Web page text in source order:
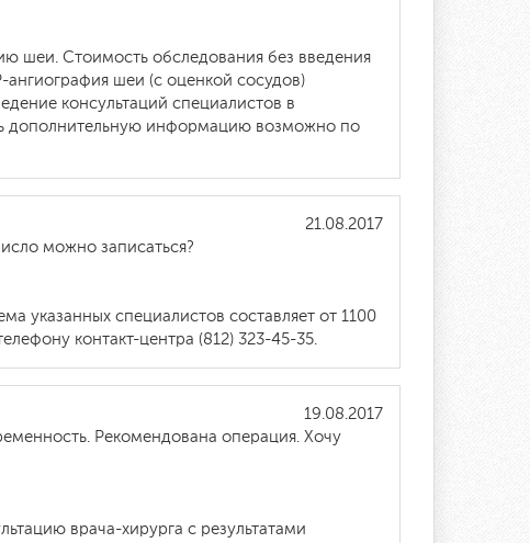
шеи. Стоимость обследования без введения
шеи (с оценкой сосудов)
консультаций специалистов в
дополнительную информацию возможно по
21.08.2017
можно записаться?
указанных специалистов составляет от 1100
контакт-центра (812) 323-45-35.
19.08.2017
Рекомендована операция. Хочу
врача-хирурга с результатами